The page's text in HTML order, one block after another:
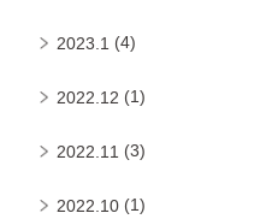
2023.1 (4)
2022.12 (1)
2022.11 (3)
2022.10 (1)